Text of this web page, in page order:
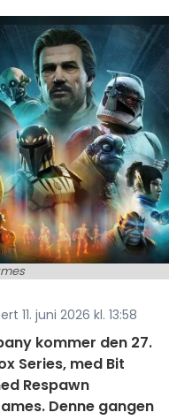
11. juni 2026 kl. 13:58
kommer den 27.
Series, med Bit
Respawn
Denne gangen